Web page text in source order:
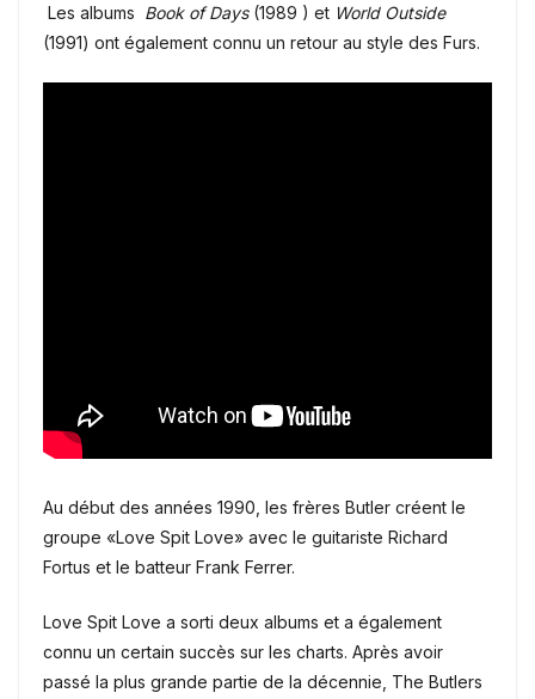
Les albums Book of Days(1989 ) et World Outside
(1991) ont également connu un retour au style des Furs.
Au début des années 1990, les frères Butler créent le
groupe «Love Spit Love» avec le guitariste Richard
Fortus et le batteur Frank Ferrer.
Love Spit Love a sorti deux albums et a également
connu un certain succès sur les charts. Après avoir
passé la plus grande partie de la décennie, The Butlers